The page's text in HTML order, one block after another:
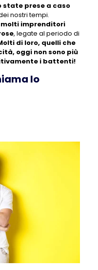
state prese a caso
nostri tempi.
molti imprenditori
, legate al periodo di
di loro, quelli che
oggi non sono più
i battenti!
lo